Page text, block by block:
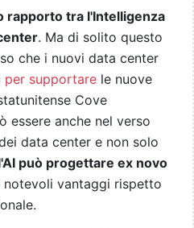
rapporto tra l'Intelligenza
. Ma di solito questo
che i nuovi data center
per supportare le nuove
Cove
essere anche nel verso
data center e non solo
può progettare ex novo
notevoli vantaggi rispetto